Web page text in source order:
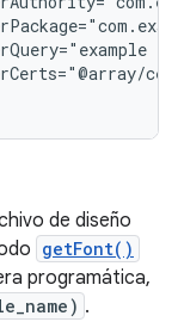
de diseño
getFont()
programática,
.